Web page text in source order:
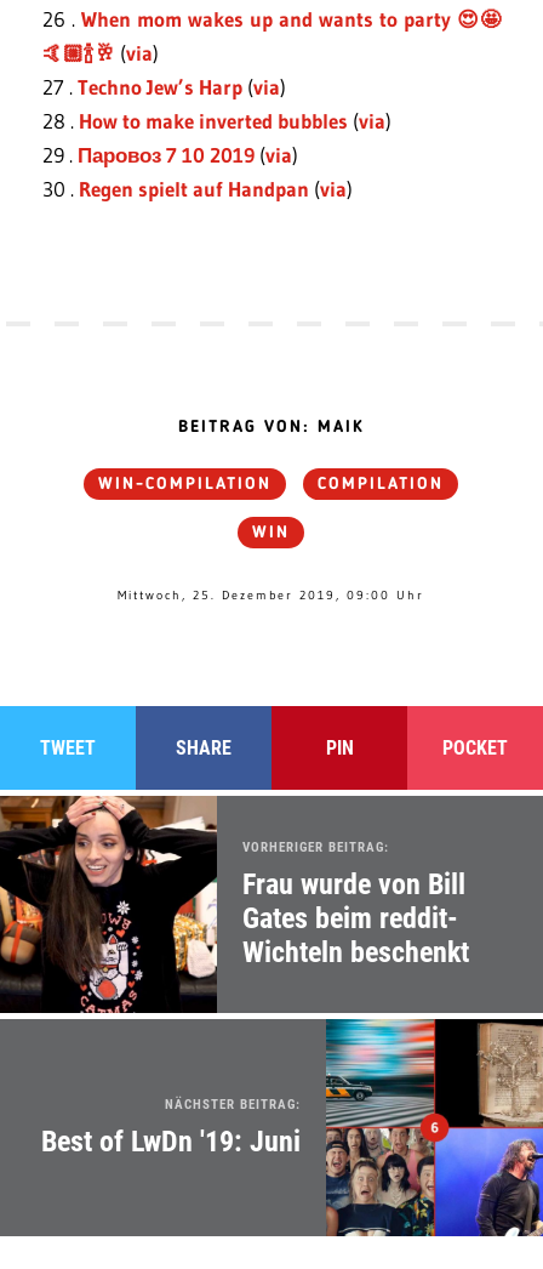
26 . When mom wakes up and wants to party 😍🤩
🤙🏼🍾🥂 (via)
27 .Techno Jew’s Harp (via)
28 . How to make inverted bubbles (via)
29 . Паровоз 7 10 2019 (via)
30 . Regen spielt auf Handpan (via)
BEITRAG VON: MAIK
WIN-COMPILATION COMPILATION
WIN
Mittwoch, 25. Dezember 2019, 09:00 Uhr
TWEET SHARE PIN POCKET
VORHERIGER BEITRAG:
Frau wurde von Bill
Gates beim reddit-
Wichteln beschenkt
NÄCHSTER BEITRAG:
Best of LwDn '19: Juni